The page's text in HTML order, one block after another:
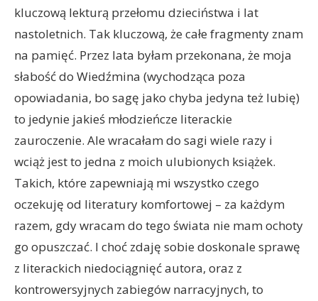
kluczową lekturą przełomu dzieciństwa i lat
nastoletnich. Tak kluczową, że całe fragmenty znam
na pamięć. Przez lata byłam przekonana, że moja
słabość do Wiedźmina (wychodząca poza
opowiadania, bo sagę jako chyba jedyna też lubię)
to jedynie jakieś młodzieńcze literackie
zauroczenie. Ale wracałam do sagi wiele razy i
wciąż jest to jedna z moich ulubionych książek.
Takich, które zapewniają mi wszystko czego
oczekuję od literatury komfortowej – za każdym
razem, gdy wracam do tego świata nie mam ochoty
go opuszczać. I choć zdaję sobie doskonale sprawę
z literackich niedociągnięć autora, oraz z
kontrowersyjnych zabiegów narracyjnych, to